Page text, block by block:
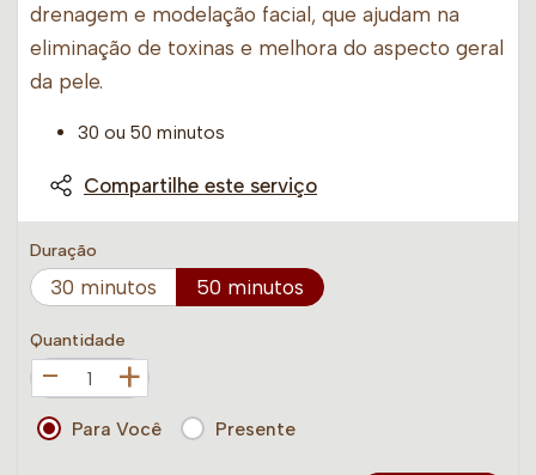
drenagem e modelação facial, que ajudam na
eliminação de toxinas e melhora do aspecto geral
da pele.
30 ou 50 minutos
Compartilhe este serviço
Duração
30 minutos 50 minutos
Quantidade
+
Para Você Presente